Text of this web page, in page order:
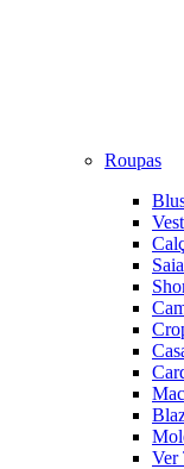
Roupas
Ver